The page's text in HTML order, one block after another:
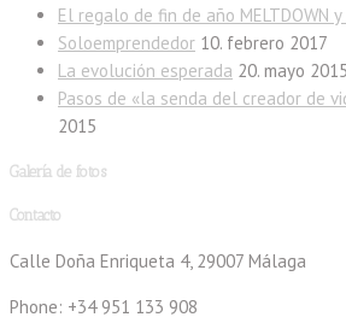
El regalo de fin de año MELTDOWN y
Soloemprendedor 10. febrero 2017
La evolución esperada 20. mayo 2015
Pasos de «la senda del creador de
2015
Galería de fotos
Contacto
Calle Doña Enriqueta 4, 29007 Málaga
Phone: +34 951 133 908